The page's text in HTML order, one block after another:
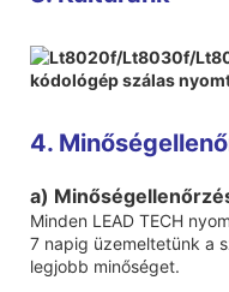
4.
a)
Minden LEAD TECH
7 napig üzemeltetünk a
legjobb minőséget.